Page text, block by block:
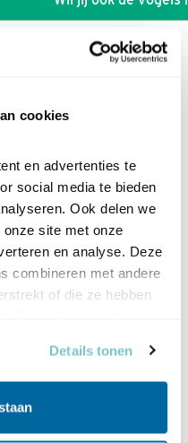
cookies
en advertenties te
social media te bieden
Ook delen we
site met onze
en analyse. Deze
combineren met andere
of die ze hebben
Details tonen
op 24 mei 2020,